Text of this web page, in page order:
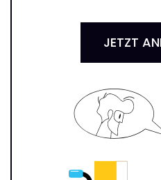
JETZT